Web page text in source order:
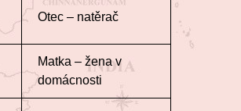
Otec – natěrač
Matka – žena v
domácnosti